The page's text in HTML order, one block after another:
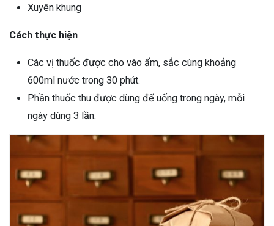
Xuyên khung
Cách thực hiện
Các vị thuốc được cho vào ấm, sắc cùng khoảng
600ml nước trong 30 phút.
Phần thuốc thu được dùng để uống trong ngày, mỗi
ngày dùng 3 lần.